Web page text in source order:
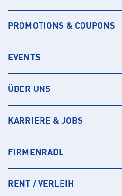
PROMOTIONS & COUPONS
EVENTS
ÜBER UNS
KARRIERE & JOBS
FIRMENRADL
RENT / VERLEIH